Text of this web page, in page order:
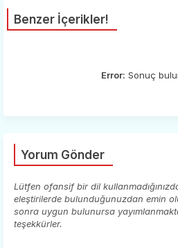
Benzer İçerikler!
Error: Sonuç
Yorum Gönder
Lütfen ofansif bir dil
eleştirilerde bulunduğunuzdan emin
sonra uygun bulunursa
teşekkürler.